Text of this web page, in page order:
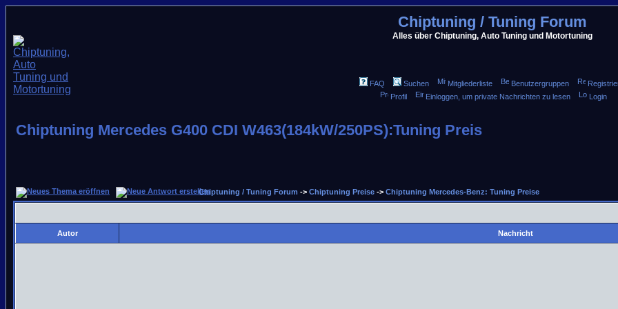
Chiptuning / Tuning Forum
Alles über Chiptuning, Auto Tuning und Motortuning
FAQ Suchen Mitgliederliste Benutzergruppen
Profil
Einloggen, um private Nachrichten zu lesen Login
Chiptuning Mercedes G400 CDI W463(184kW/250PS):Tuning Preis
Chiptuning / Tuning Forum -> Chiptuning Preise -> Chiptuning Mercedes-Benz: Tuning Preise
Autor Nachricht